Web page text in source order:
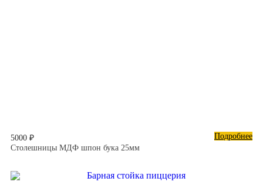
5000 ₽
Подробнее
Столешницы МДФ шпон бука 25мм